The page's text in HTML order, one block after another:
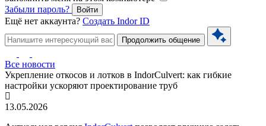
Забыли пароль?
Войти
Ещё нет аккаунта? Создать Indor ID
Продолжить общение
Все новости
Укрепление откосов и лотков в IndorCulvert: как гибкие
настройки ускоряют проектирование труб
13.05.2026